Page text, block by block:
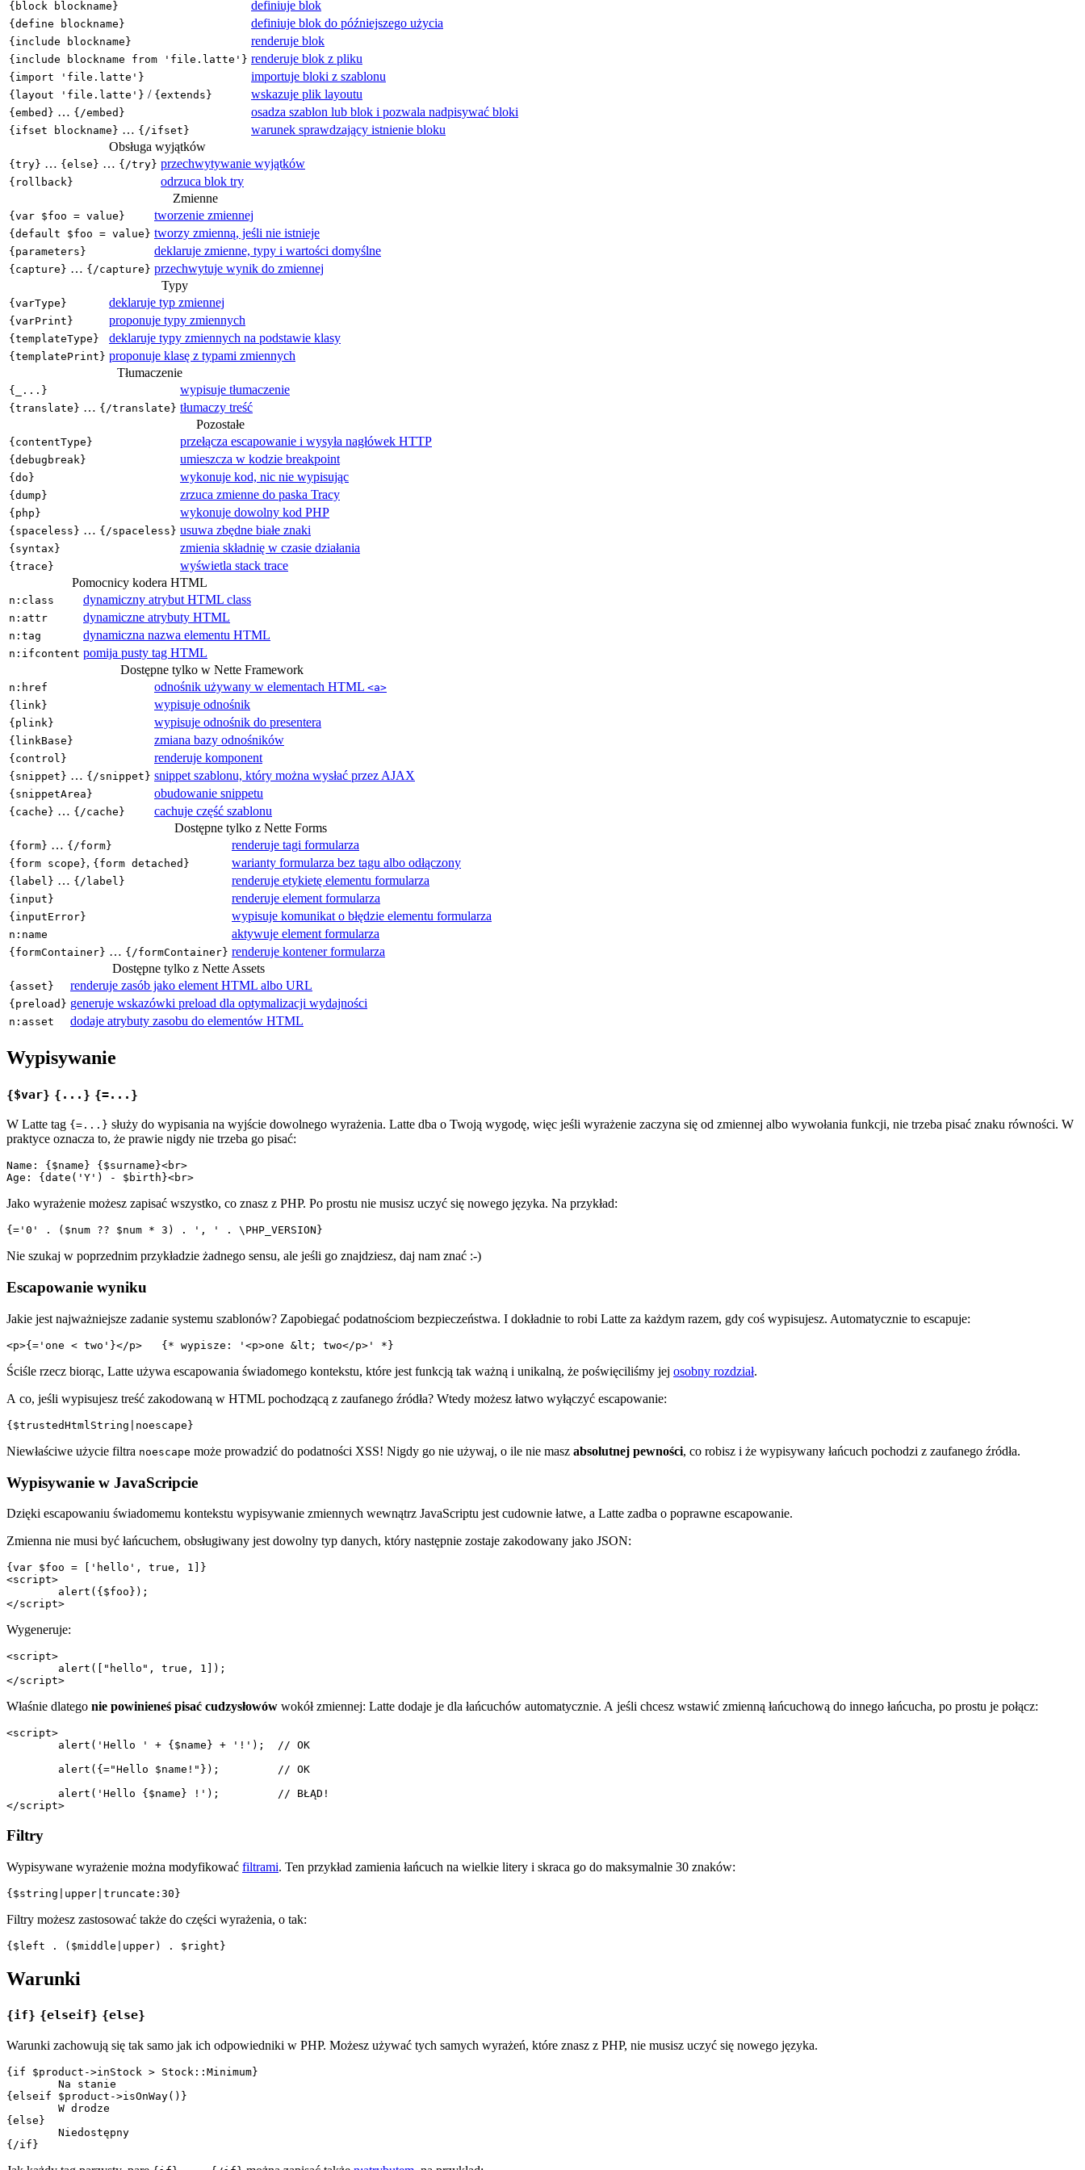
{block blockname} definiuje blok
{define blockname} definiuje blok do późniejszego użycia
{include blockname} renderuje blok
{include blockname from 'file.latte'} renderuje blok z pliku
{import 'file.latte'} importuje bloki z szablonu
{layout 'file.latte'} / {extends} wskazuje plik layoutu
{embed} … {/embed} osadza szablon lub blok i pozwala nadpisywać bloki
{ifset blockname} … {/ifset}
warunek sprawdzający istnienie bloku
Obsługa wyjątków
{try} … {else} … {/try} przechwytywanie wyjątków
{rollback}
odrzuca blok try
Zmienne
{var $foo = value} tworzenie zmiennej
{default $foo = value} tworzy zmienną, jeśli nie istnieje
{parameters} deklaruje zmienne, typy i wartości domyślne
{capture} … {/capture} przechwytuje wynik do zmiennej
Typy
{varType} deklaruje typ zmiennej
{varPrint} proponuje typy zmiennych
{templateType} deklaruje typy zmiennych na podstawie klasy
{templatePrint} proponuje klasę z typami zmiennych
Tłumaczenie
{_...} wypisuje tłumaczenie
{translate} … {/translate} tłumaczy treść
Pozostałe
{contentType} przełącza escapowanie i wysyła nagłówek HTTP
{debugbreak} umieszcza w kodzie breakpoint
{do} wykonuje kod, nic nie wypisując
{dump} zrzuca zmienne do paska Tracy
{php} wykonuje dowolny kod PHP
{spaceless} … {/spaceless} usuwa zbędne białe znaki
{syntax} zmienia składnię w czasie działania
{trace}
wyświetla stack trace
Pomocnicy kodera HTML
n:class dynamiczny atrybut HTML class
n:attr dynamiczne atrybuty HTML
n:tag dynamiczna nazwa elementu HTML
n:ifcontent pomija pusty tag HTML
Dostępne tylko w Nette Framework
n:href odnośnik używany w elementach HTML <a>
{link}
wypisuje odnośnik
{plink} wypisuje odnośnik do presentera
{linkBase} zmiana bazy odnośników
{control} renderuje komponent
{snippet} … {/snippet} snippet szablonu, który można wysłać przez AJAX
{snippetArea} obudowanie snippetu
{cache} … {/cache}
cachuje część szablonu
Dostępne tylko z Nette Forms
{form} … {/form} renderuje tagi formularza
{form scope}, {form detached} warianty formularza bez tagu albo odłączony
{label} … {/label} renderuje etykietę elementu formularza
{input} renderuje element formularza
{inputError} wypisuje komunikat o błędzie elementu formularza
n:name aktywuje element formularza
{formContainer} … {/formContainer} renderuje kontener formularza
Dostępne tylko z Nette Assets
{asset} renderuje zasób jako element HTML albo URL
{preload} generuje wskazówki preload dla optymalizacji wydajności
n:asset dodaje atrybuty zasobu do elementów HTML
Wypisywanie
{$var} {...} {=...}
W Latte tag {=...} służy do wypisania na wyjście dowolnego wyrażenia. Latte dba o Twoją wygodę, więc jeśli wyrażenie zaczyna się od zmiennej albo wywołania funkcji, nie trzeba pisać znaku równości. W
praktyce oznacza to, że prawie nigdy nie trzeba go pisać:
Name: {$name} {$surname}<br>
Jako wyrażenie możesz zapisać wszystko, co znasz z PHP. Po prostu nie musisz uczyć się nowego języka. Na przykład:
Nie szukaj w poprzednim przykładzie żadnego sensu, ale jeśli go znajdziesz, daj nam znać :-)
Escapowanie wyniku
Jakie jest najważniejsze zadanie systemu szablonów? Zapobiegać podatnościom bezpieczeństwa. I dokładnie to robi Latte za każdym razem, gdy coś wypisujesz. Automatycznie to escapuje:
Ściśle rzecz biorąc, Latte używa escapowania świadomego kontekstu, które jest funkcją tak ważną i unikalną, że poświęciliśmy jej osobny rozdział.
A co, jeśli wypisujesz treść zakodowaną w HTML pochodzącą z zaufanego źródła? Wtedy możesz łatwo wyłączyć escapowanie:
Niewłaściwe użycie filtra noescape może prowadzić do podatności XSS! Nigdy go nie używaj, o ile nie masz absolutnej pewności, co robisz i że wypisywany łańcuch pochodzi z zaufanego źródła.
Wypisywanie w JavaScripcie
Dzięki escapowaniu świadomemu kontekstu wypisywanie zmiennych wewnątrz JavaScriptu jest cudownie łatwe, a Latte zadba o poprawne escapowanie.
Zmienna nie musi być łańcuchem, obsługiwany jest dowolny typ danych, który następnie zostaje zakodowany jako JSON:
{var $foo = ['hello', true, 1]}
<script>
Wygeneruje:
<script>
Właśnie dlatego nie powinieneś pisać cudzysłowów wokół zmiennej: Latte dodaje je dla łańcuchów automatycznie. A jeśli chcesz wstawić zmienną łańcuchową do innego łańcucha, po prostu je połącz:
<script>
Filtry
Wypisywane wyrażenie można modyfikować filtrami. Ten przykład zamienia łańcuch na wielkie litery i skraca go do maksymalnie 30 znaków:
Filtry możesz zastosować także do części wyrażenia, o tak:
Warunki
{if} {elseif} {else}
Warunki zachowują się tak samo jak ich odpowiedniki w PHP. Możesz używać tych samych wyrażeń, które znasz z PHP, nie musisz uczyć się nowego języka.
{if $product->inStock > Stock::Minimum}
{elseif $product->isOnWay()}
{else}